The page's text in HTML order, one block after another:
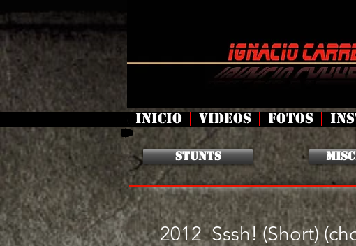
INICIO VIDEOS FOTOS
STUNTS
2012 Sssh! (Short)